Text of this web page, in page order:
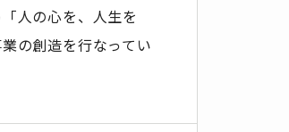
人の心を、人生を
の創造を行なってい